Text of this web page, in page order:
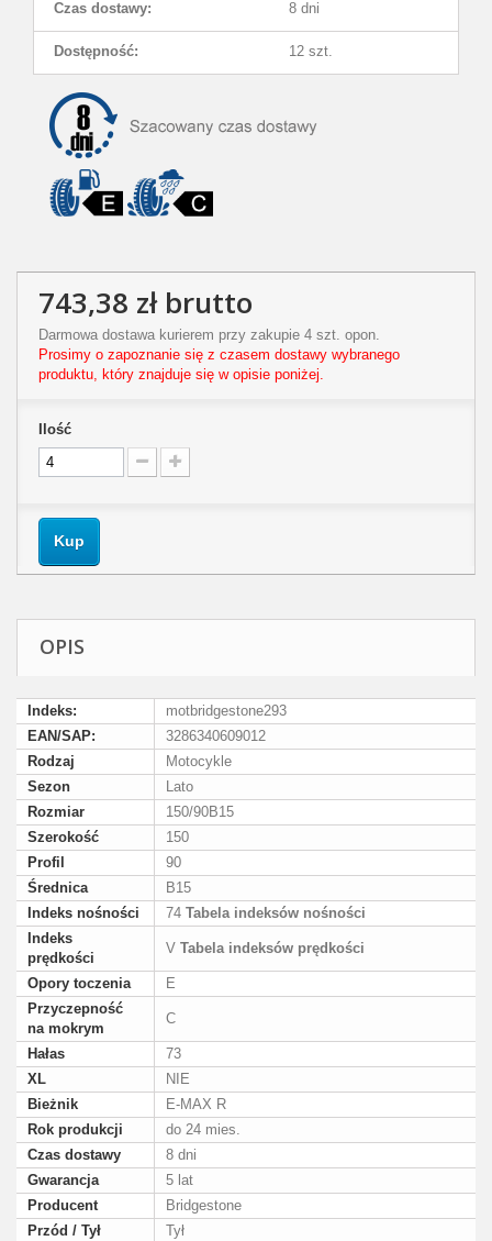
Czas dostawy: 8 dni
Dostępność: 12 szt.
743,38 złbrutto
Darmowa dostawa kurierem przy zakupie 4 szt. opon.
Prosimy o zapoznanie się z czasem dostawy wybranego
produktu, który znajduje się w opisie poniżej.
Ilość
Kup
OPIS
Indeks:
motbridgestone293
EAN/SAP:
3286340609012
Rodzaj
Motocykle
Sezon
Lato
Rozmiar
150/90B15
Szerokość
150
Profil
90
Średnica
B15
Indeks nośności
74 Tabela indeksów nośności
Indeks
prędkości
V Tabela indeksów prędkości
Opory toczenia
E
Przyczepność
na mokrym
C
Hałas
73
XL
NIE
Bieżnik
E-MAX R
Rok produkcji
do 24 mies.
Czas dostawy
8 dni
Gwarancja
5 lat
Producent
Bridgestone
Przód / Tył
Tył